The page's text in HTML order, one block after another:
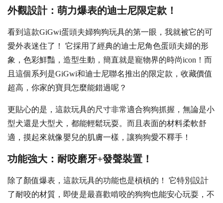
外觀設計：萌力爆表的迪士尼限定款！
看到這款GiGwi蛋頭夫婦狗狗玩具的第一眼，我就被它的可
愛外表迷住了！ 它採用了經典的迪士尼角色蛋頭夫婦的形
象，色彩鮮豔，造型生動，簡直就是寵物界的時尚icon！而
且這個系列是GiGwi和迪士尼聯名推出的限定款，收藏價值
超高，你家的寶貝怎麼能錯過呢？
更貼心的是，這款玩具的尺寸非常適合狗狗抓握，無論是小
型犬還是大型犬，都能輕鬆玩耍。而且表面的材料柔軟舒
適，摸起來就像嬰兒的肌膚一樣，讓狗狗愛不釋手！
功能強大：耐咬磨牙+發聲裝置！
除了顏值爆表，這款玩具的功能也是槓槓的！ 它特別設計
了耐咬的材質，即使是最喜歡啃咬的狗狗也能安心玩耍，不